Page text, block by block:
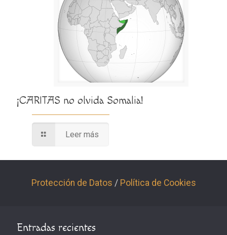
¡CARITAS no olvida Somalia!
Leer más
Protección de Datos / Política de Cookies
Entradas recientes